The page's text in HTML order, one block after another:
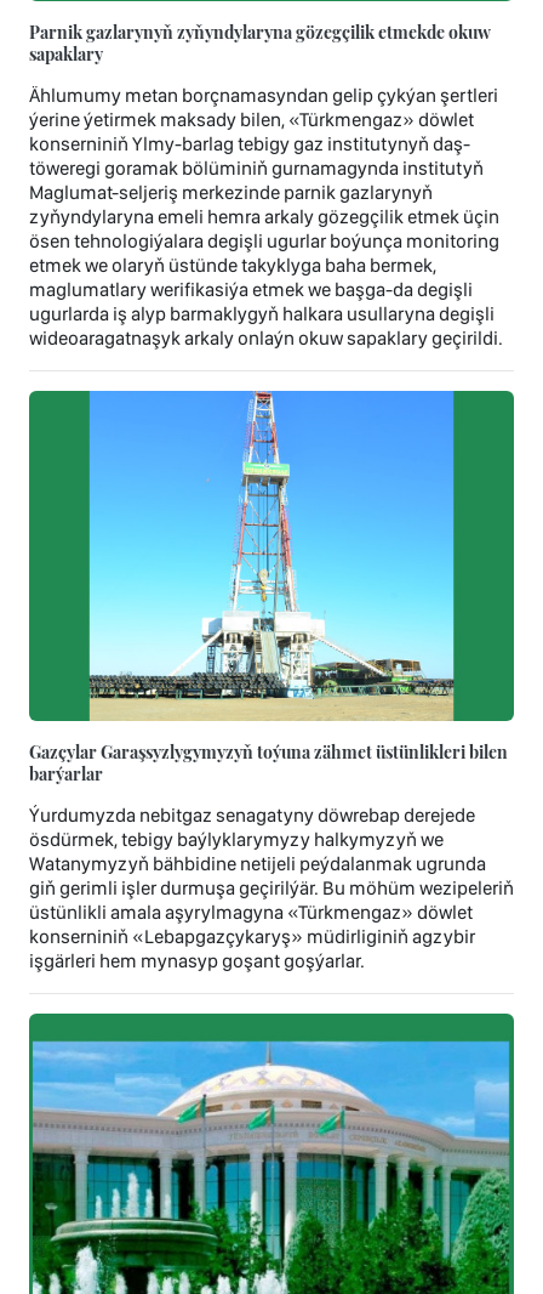
Parnik gazlarynyň zyňyndylaryna gözegçilik etmekde okuw
sapaklary
Ählumumy metan borçnamasyndan gelip çykýan şertleri
ýerine ýetirmek maksady bilen, «Türkmengaz» döwlet
konserniniň Ylmy-barlag tebigy gaz institutynyň daş-
töweregi goramak bölüminiň gurnamagynda institutyň
Maglumat-seljeriş merkezinde parnik gazlarynyň
zyňyndylaryna emeli hemra arkaly gözegçilik etmek üçin
ösen tehnologiýalara degişli ugurlar boýunça monitoring
etmek we olaryň üstünde takyklyga baha bermek,
maglumatlary werifikasiýa etmek we başga-da degişli
ugurlarda iş alyp barmaklygyň halkara usullaryna degişli
wideoaragatnaşyk arkaly onlaýn okuw sapaklary geçirildi.
Gazçylar Garaşsyzlygymyzyň toýuna zähmet üstünlikleri bilen
barýarlar
Ýurdumyzda nebitgaz senagatyny döwrebap derejede
ösdürmek, tebigy baýlyklarymyzy halkymyzyň we
Watanymyzyň bähbidine netijeli peýdalanmak ugrunda
giň gerimli işler durmuşa geçirilýär. Bu möhüm wezipeleriň
üstünlikli amala aşyrylmagyna «Türkmengaz» döwlet
konserniniň «Lebapgazçykaryş» müdirliginiň agzybir
işgärleri hem mynasyp goşant goşýarlar.